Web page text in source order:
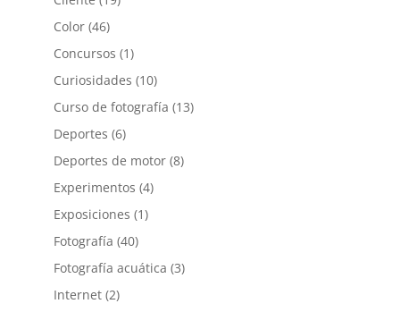
Color(46)
Concursos (1)
Curiosidades (10)
Curso de fotografía (13)
Deportes (6)
Deportes de motor(8)
Experimentos (4)
Exposiciones (1)
Fotografía (40)
Fotografía acuática (3)
Internet(2)